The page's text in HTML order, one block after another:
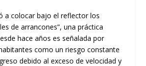
a colocar bajo el reflector los
de arrancones”, una práctica
hace años es señalada por
como un riesgo constante
debido al exceso de velocidad y